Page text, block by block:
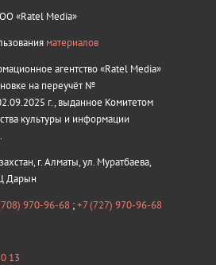
«Ratel Media»
материалов
агентство «Ratel Media»
на переучёт №
г., выданное Комитетом
культуры и информации
г. Алматы, ул. Муратбаева,
Дарын
970-96-68 ;+7 (727) 970-96-68
13